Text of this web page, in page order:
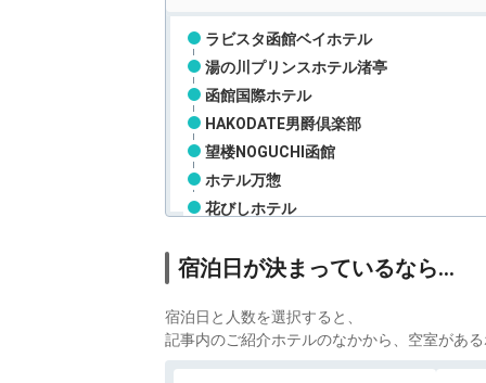
ラビスタ函館ベイホテル
湯の川プリンスホテル渚亭
函館国際ホテル
HAKODATE男爵倶楽部
望楼NOGUCHI函館
ホテル万惣
花びしホテル
宿泊日が決まっているなら…
宿泊日と人数を選択すると、
記事内のご紹介ホテルのなかから、空室があ